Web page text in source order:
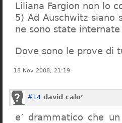
Liliana Fargion non lo
5) Ad Auschwitz siano
ne sono state
Dove sono le prove di
18 Nov 2008, 21:19
#14 david calo’
e’ drammatico che